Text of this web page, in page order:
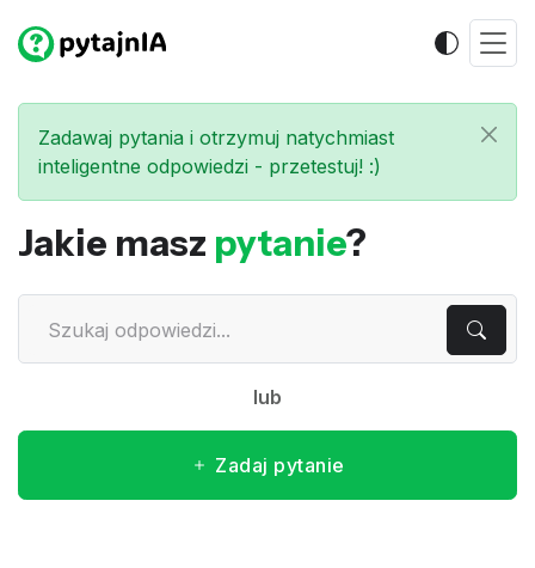
Zadawaj pytania i otrzymuj natychmiast
inteligentne odpowiedzi - przetestuj! :)
Jakie masz pytanie?
lub
Zadaj pytanie